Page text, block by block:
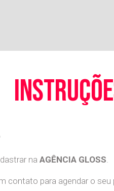
na AGÊNCIA GLOSS
contato para agendar o